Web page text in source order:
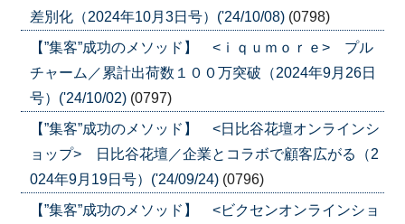
差別化（2024年10月3日号）('24/10/08) (0798)
【”集客”成功のメソッド】 <ｉｑｕｍｏｒｅ> プル
チャーム／累計出荷数１００万突破（2024年9月26日
号）('24/10/02) (0797)
【”集客”成功のメソッド】 <日比谷花壇オンラインシ
ョップ> 日比谷花壇／企業とコラボで顧客広がる（2
024年9月19日号）('24/09/24) (0796)
【”集客”成功のメソッド】 <ビクセンオンラインショ